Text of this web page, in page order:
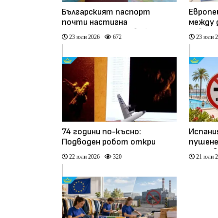
Българският паспорт
почти настигна
американския по свобода на
пътуване
23 юли 2026 672
между
новия
23 юли
74 години по-късно:
Подводен робот откри
легендарния самолет на Pan
Am край Пуерто Рико
22 юли 2026 320
басейни
21 юли